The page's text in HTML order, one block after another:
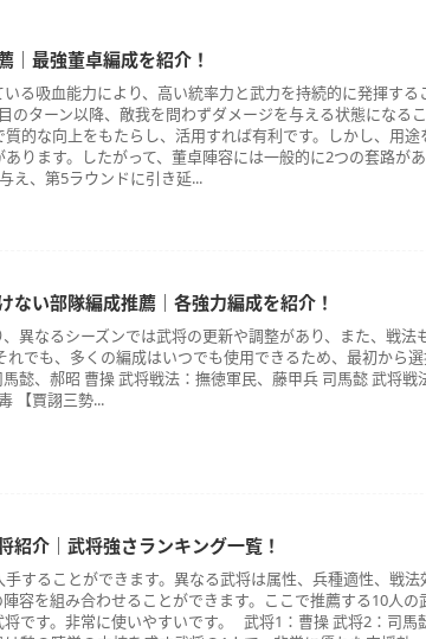
｜最強董卓編成を紹介！
る吸血能力により、高い統率力と武力を持続的に発揮する
ターン以降、敵我を問わずダメージを与える状態になるこ
的な向上をもたらし、活用すれば有利です。しかし、用途
ります。したがって、董卓陣容には一般的に2つの套路が
え、第5ラウンドに引き延...
い部隊編成推薦｜各強力編成を紹介！
異なるシーズンでは武将の更新や調整があり、また、戦法
でも、多くの編成はいつでも使用できるため、最初から
懿、郝昭 曹操 武将戦法：撫徳軍民、藤甲兵 司馬懿 武将戦
【賈詡三勢...
介｜武将強さランキング一覧！
することができます。異なる武将は属性、兵種適性、戦法
容を組み合わせることができます。ここで推薦する10人の
です。非常に使いやすいです。 武将1：曹操 武将2：司馬